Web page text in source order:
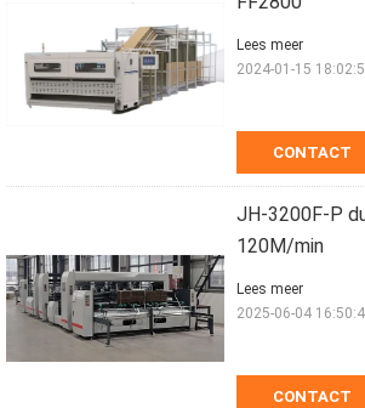
CONTACT
Lees meer
2024-01-15
JH-3200F-P
120M/min
CONTACT
Lees meer
2025-06-04